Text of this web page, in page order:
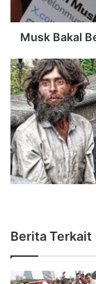
Musk Bakal
Berita Terkait